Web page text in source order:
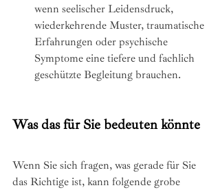
wenn seelischer Leidensdruck,
wiederkehrende Muster, traumatische
Erfahrungen oder psychische
Symptome eine tiefere und fachlich
geschützte Begleitung brauchen.
Was das für Sie bedeuten könnte
Wenn Sie sich fragen, was gerade für Sie
das Richtige ist, kann folgende grobe